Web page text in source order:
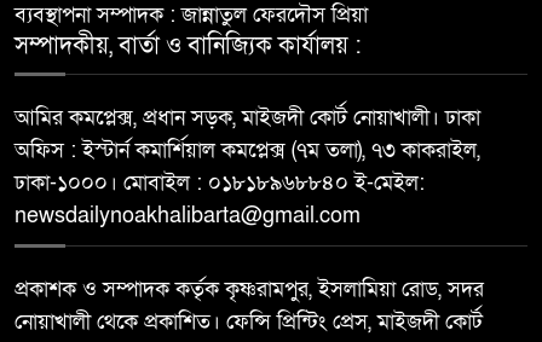
ব্যবস্থাপনা সম্পাদক : জান্নাতুল ফেরদৌস প্রিয়া
সম্পাদকীয়, বার্তা ও বানিজ্যিক কার্যালয় :
আমির কমপ্লেক্স, প্রধান সড়ক, মাইজদী কোর্ট নোয়াখালী। ঢাকা
অফিস : ইস্টার্ন কমার্শিয়াল কমপ্লেক্স (৭ম তলা), ৭৩ কাকরাইল,
ঢাকা-১০০০। মোবাইল : ০১৮১৮৯৬৮৮৪০ ই-মেইল:
newsdailynoakhalibarta@gmail.com
প্রকাশক ও সম্পাদক কর্তৃক কৃষ্ণরামপুর, ইসলামিয়া রোড, সদর
নোয়াখালী থেকে প্রকাশিত। ফেন্সি প্রিন্টিং প্রেস, মাইজদী কোর্ট